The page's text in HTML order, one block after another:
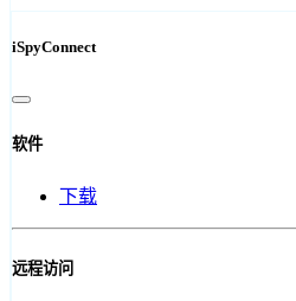
iSpyConnect
软件
下载
远程访问